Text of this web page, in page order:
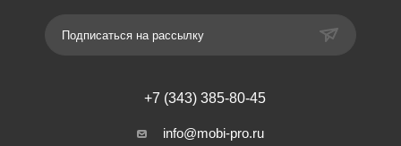
Подписаться на рассылку
+7 (343) 385-80-45
info@mobi-pro.ru